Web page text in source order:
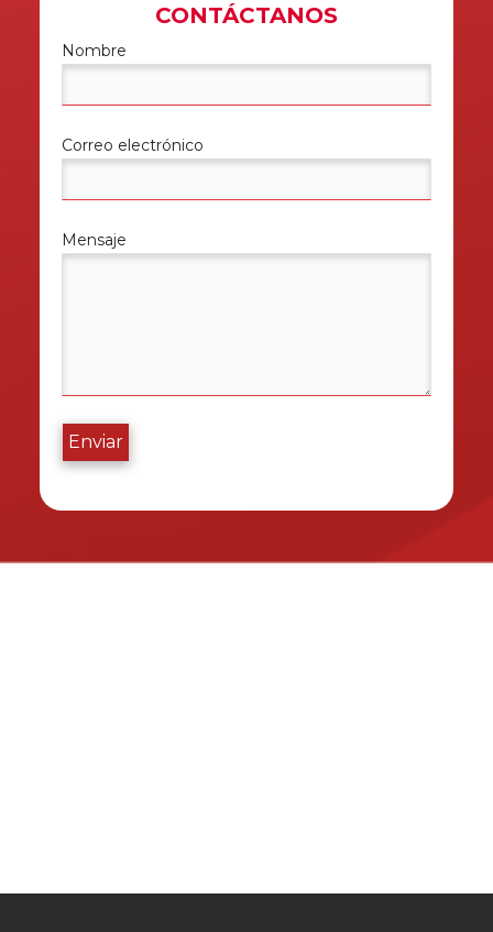
CONTÁCTANOS
Nombre
Correo electrónico
Mensaje
Enviar